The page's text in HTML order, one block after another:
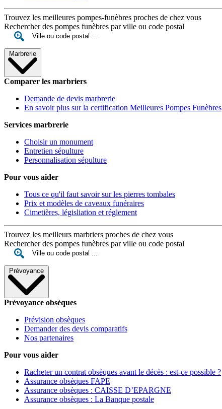
Trouvez les meilleures pompes-funèbres proches de chez vous
Rechercher des pompes funèbres par ville ou code postal
Marbrerie
Comparer les marbriers
Demande de devis marbrerie
En savoir plus sur la certification Meilleures Pompes Funèbres
Services marbrerie
Choisir un monument
Entretien sépulture
Personnalisation sépulture
Pour vous aider
Tous ce qu'il faut savoir sur les pierres tombales
Prix et modèles de caveaux funéraires
Cimetières, législiation et réglement
Trouvez les meilleurs marbriers proches de chez vous
Rechercher des pompes funèbres par ville ou code postal
Prévoyance
Prévoyance obsèques
Prévision obsèques
Demander des devis comparatifs
Nos partenaires
Pour vous aider
Racheter un contrat obsèques avant le décès : est-ce possible ?
Assurance obsèques FAPE
Assurance obsèques : CAISSE D’EPARGNE
Assurance obsèques : La Banque postale